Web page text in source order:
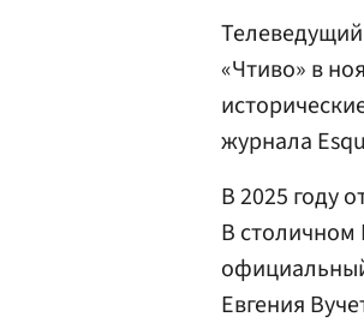
«Чтиво» в
журнала
В 2025 году
В столичном
Евгения